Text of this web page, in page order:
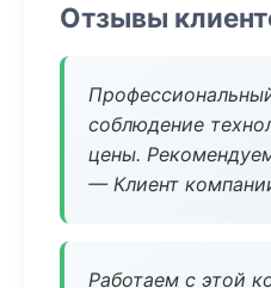
Отзывы
соблюдение
цены.
— Клиент
Работаем с этой